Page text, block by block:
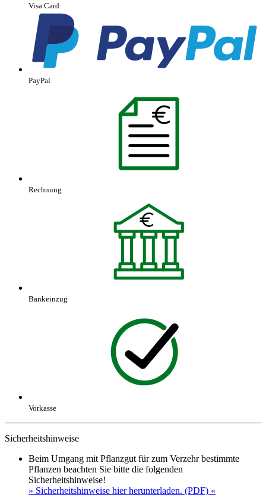
Visa Card
PayPal
Rechnung
Bankeinzug
Vorkasse
Sicherheitshinweise
Beim Umgang mit Pflanzgut für zum Verzehr bestimmte
Pflanzen beachten Sie bitte die folgenden
Sicherheitshinweise!
» Sicherheitshinweise hier herunterladen. (PDF) «